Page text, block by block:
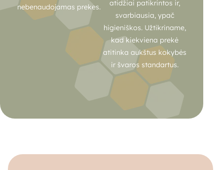
nebenaudojamas prekes.
atidžiai patikrintos ir,
svarbiausia, ypač
higieniškos. Užtikriname,
kad kiekviena prekė
atitinka aukštus kokybės
ir švaros standartus.